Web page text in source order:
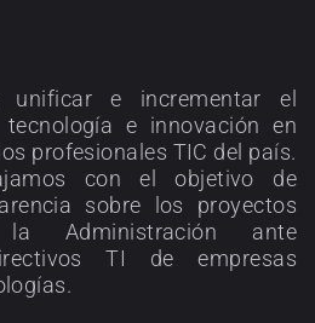
unificar e incrementar el
e innovación en
profesionales TIC del país.
con el objetivo de
sobre los proyectos
Administración ante
TI de empresas